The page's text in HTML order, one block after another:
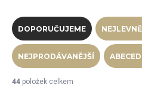
Řazení produktů
DOPORUČUJEME
NEJPRODÁVANĚJŠÍ
44 položek celkem